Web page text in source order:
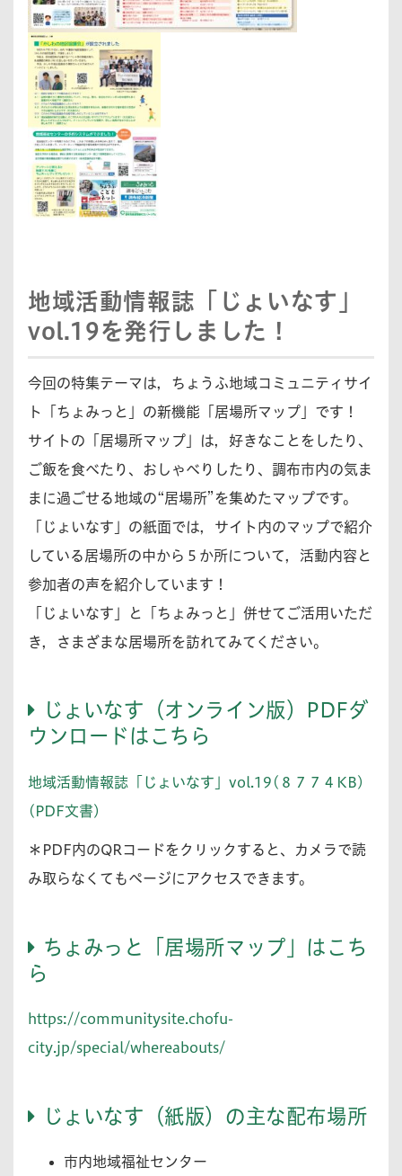
地域活動情報誌「じょいなす」
vol.19を発行しました！
今回の特集テーマは，ちょうふ地域コミュニティサイ
ト「ちょみっと」の新機能「居場所マップ」です！
サイトの「居場所マップ」は，好きなことをしたり、
ご飯を食べたり、おしゃべりしたり、調布市内の気ま
まに過ごせる地域の“居場所”を集めたマップです。
「じょいなす」の紙面では，サイト内のマップで紹介
している居場所の中から５か所について，活動内容と
参加者の声を紹介しています！
「じょいなす」と「ちょみっと」併せてご活用いただ
き，さまざまな居場所を訪れてみてください。
じょいなす（オンライン版）PDFダ
ウンロードはこちら
地域活動情報誌「じょいなす」vol.19(８７７４KB)
(PDF文書)
＊PDF内のQRコードをクリックすると、カメラで読
み取らなくてもページにアクセスできます。
ちょみっと「居場所マップ」はこち
ら
https://communitysite.chofu-
city.jp/special/whereabouts/
じょいなす（紙版）の主な配布場所
市内地域福祉センター